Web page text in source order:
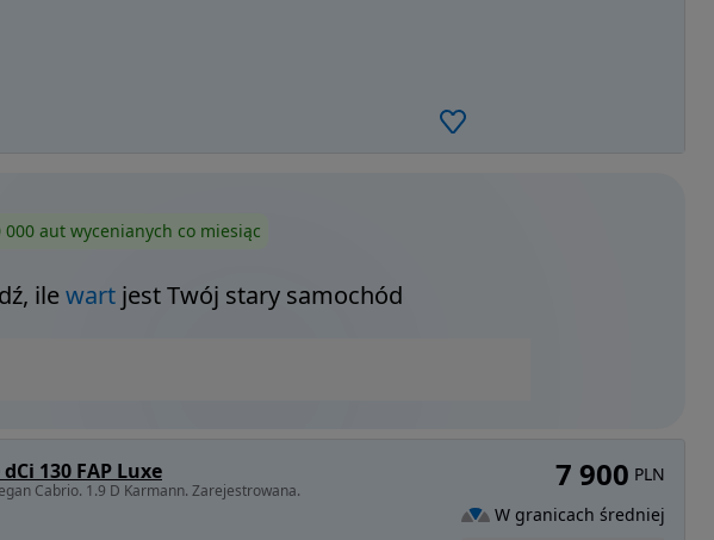
000 aut wycenianych co miesiąc
ilewartjest Twój stary samochód
130 FAP Luxe
Cabrio. 1.9 D Karmann. Zarejestrowana. 7 900 PLN
W granicach średniej